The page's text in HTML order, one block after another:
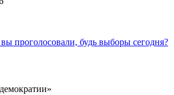
проголосовали, будь выборы сегодня?